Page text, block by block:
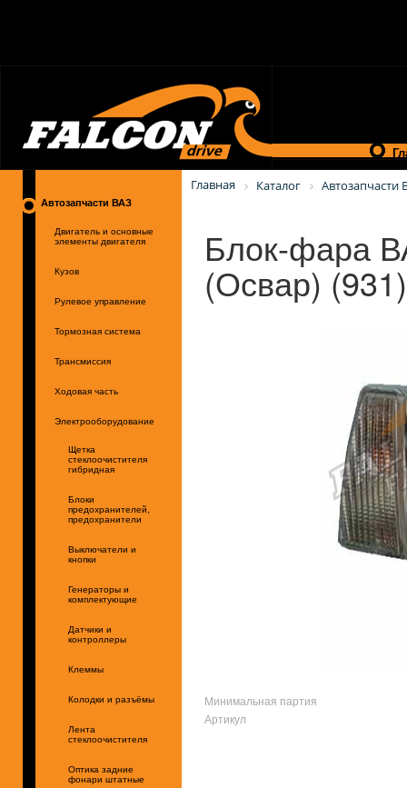
Автозапчасти ВАЗ
Двигатель и основные
элементы двигателя
Кузов
Рулевое управление
Тормозная система
Трансмиссия
Ходовая часть
Электрооборудование
Щетка
стеклоочистителя
гибридная
Блоки
предохранителей,
предохранители
Выключатели и
кнопки
Генераторы и
комплектующие
Датчики и
контроллеры
Клеммы
Колодки и разъёмы
Лента
стеклоочистителя
Оптика задние
фонари штатные
Главная Каталог Автозапчасти
Блок-фара
(Освар) (931)
Минимальная партия
Артикул